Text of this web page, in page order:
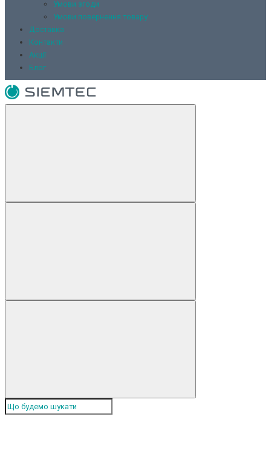
Умови згоди
Умови повернення товару
Доставка
Контакти
Акції
Блог